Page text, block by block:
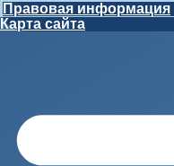
Правовая информация
Карта сайта